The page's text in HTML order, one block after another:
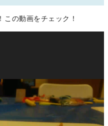
の動画をチェック！